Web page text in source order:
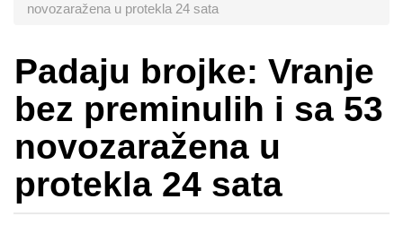
novozaražena u protekla 24 sata
Padaju brojke: Vranje
bez preminulih i sa 53
novozaražena u
protekla 24 sata